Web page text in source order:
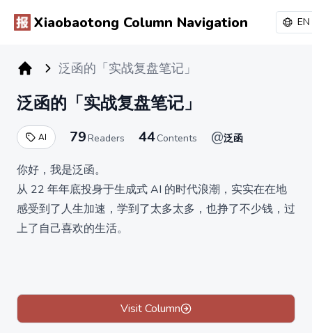
Xiaobaotong Column Navigation EN
泛函的「实战复盘笔记」
泛函的「实战复盘笔记」
AI 79Readers 44Contents @泛函
你好，我是泛函。
从 22 年年底投身于生成式 AI 的时代浪潮，实实在在地
感受到了人生加速，学到了太多太多，也挣了不少钱，过
上了自己喜欢的生活。
所以，从那时到今天，一共在朋友圈写了将近 20 万字。
将这些内容精挑细选，去掉了过时的部分和自我批判后的
Visit Column